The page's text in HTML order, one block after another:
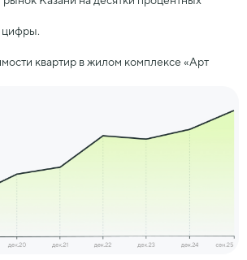
цифры.
квартир в жилом комплексе «Арт